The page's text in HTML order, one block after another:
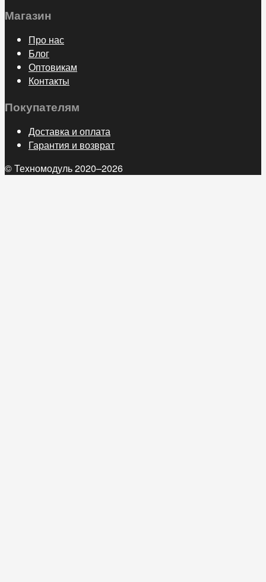
Магазин
Про нас
Блог
Оптовикам
Контакты
Покупателям
Доставка и оплата
Гарантия и возврат
© Техномодуль 2020–2026